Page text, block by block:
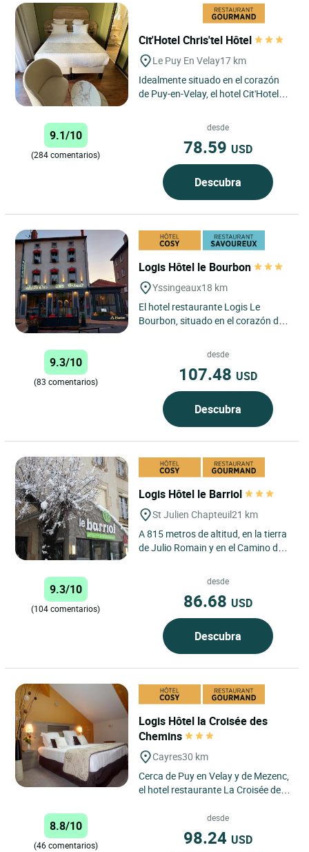
Cit'Hotel Chris'tel Hôtel
Le Puy En Velay17 km
Idealmente situado en el corazón
de Puy-en-Velay, el hotel Cit'Hotel
privilegiado para...
9.1/10
(284 comentarios)
desde
78.59 USD
Descubra
Logis Hôtel le Bourbon
Yssingeaux18 km
El hotel restaurante Logis Le
Bourbon, situado en el corazón del
establecimiento de 3 estrellas...
9.3/10
(83 comentarios)
desde
107.48 USD
Descubra
Logis Hôtel le Barriol
St Julien Chapteuil21 km
A 815 metros de altitud, en la tierra
de Julio Romain y en el Camino de
Dominique estarán...
9.3/10
(104 comentarios)
desde
86.68 USD
Descubra
Logis Hôtel la Croisée des
Chemins
Cayres30 km
Cerca de Puy en Velay y de Mezenc,
el hotel restaurante La Croisée des
oasis de tranquilidad...
8.8/10
(46 comentarios)
desde
98.24 USD